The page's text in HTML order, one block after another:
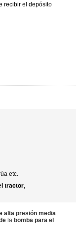
recibir el depósito
etc.
tractor,
alta presión media
la bomba para el